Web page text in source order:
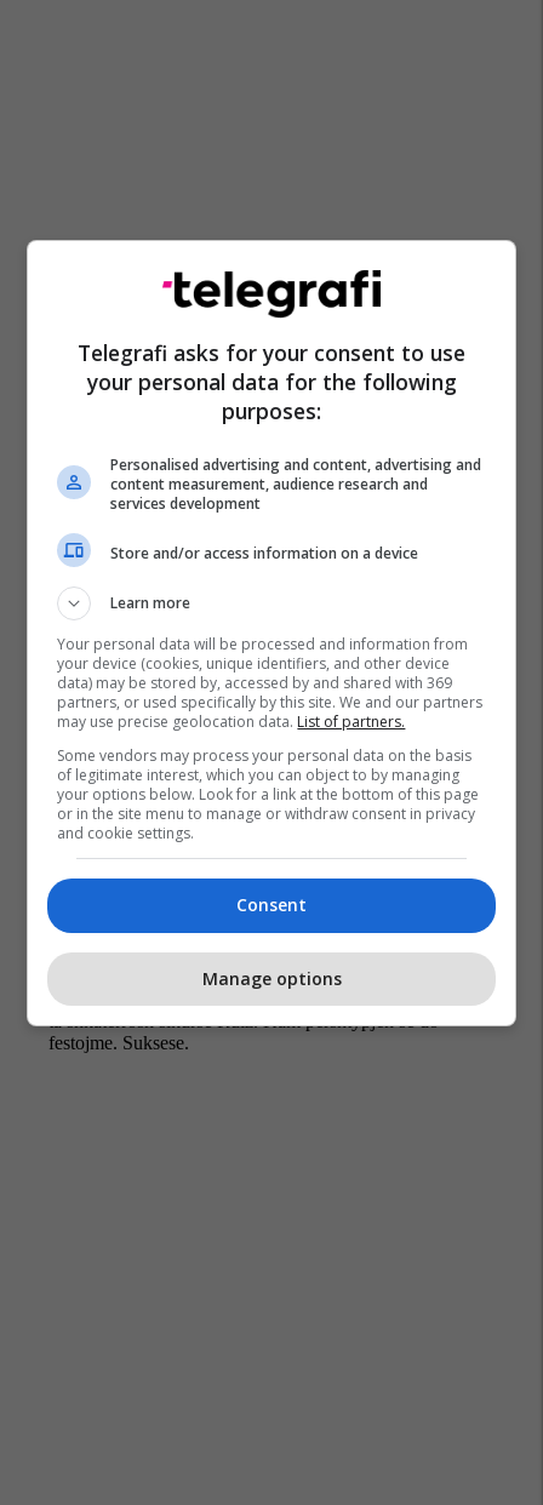
Anthony Joshua Kristian Prenga Boks
Telegrafi asks for your consent to use
your personal data for the following
purposes:
Personalised advertising and content, advertising and
content measurement, audience research and
services development
Store and/or access information on a device
Learn more
Your personal data will be processed and information from
your device (cookies, unique identifiers, and other device
data) may be stored by, accessed by and shared with 369
partners, or used specifically by this site. We and our partners
may use precise geolocation data. List of partners.
Some vendors may process your personal data on the basis
of legitimate interest, which you can object to by managing
your options below. Look for a link at the bottom of this page
or in the site menu to manage or withdraw consent in privacy
and cookie settings.
Consent
Manage options